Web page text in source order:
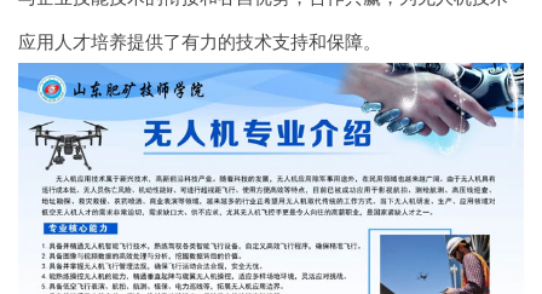
应用人才培养提供了有力的技术支持和保障。